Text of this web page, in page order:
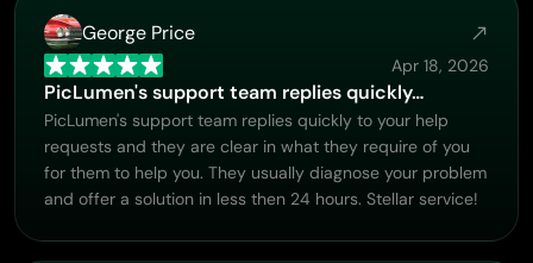
George Price
Apr 18, 2026
PicLumen's support team replies quickly…
PicLumen's support team replies quickly to your help
requests and they are clear in what they require of you
for them to help you. They usually diagnose your problem
and offer a solution in less then 24 hours. Stellar service!